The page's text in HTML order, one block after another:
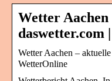
Wetter Aachen
daswetter.com
Wetter Aachen –
WetterOnline